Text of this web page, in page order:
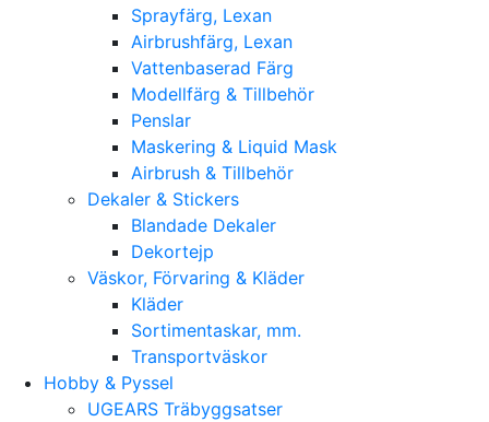
Sprayfärg, Lexan
Airbrushfärg, Lexan
Vattenbaserad Färg
Modellfärg & Tillbehör
Penslar
Maskering & Liquid Mask
Airbrush & Tillbehör
Dekaler & Stickers
Blandade Dekaler
Dekortejp
Väskor, Förvaring & Kläder
Kläder
Sortimentaskar, mm.
Transportväskor
Hobby & Pyssel
UGEARS Träbyggsatser